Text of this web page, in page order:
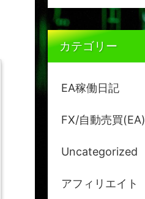
カテゴリー
EA稼働日記
FX/自動売買(EA)
Uncategorized
アフィリエイト